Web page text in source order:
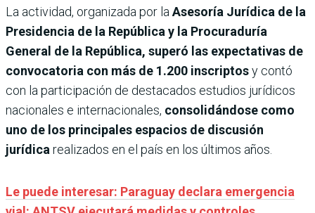
La actividad, organizada por laAsesoría Jurídica de la
Presidencia de la República y la Procuraduría
General de la República, superó las expectativas de
convocatoria con más de 1.200 inscriptosy contó
con la participación de destacados estudios jurídicos
nacionales e internacionales, consolidándose como
uno de los principales espacios de discusión
jurídicarealizados en el país en los últimos años.
Le puede interesar: Paraguay declara emergencia